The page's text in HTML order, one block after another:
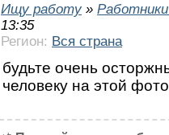
Ищу работу »
13:35
Регион: Вся страна
будьте очень
человеку на этой